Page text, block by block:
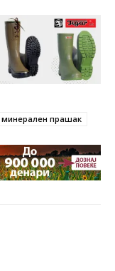
минерален прашак